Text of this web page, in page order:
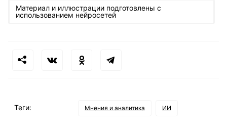
Материал и иллюстрации подготовлены с
использованием нейросетей
Теги: Мнения и аналитика ИИ